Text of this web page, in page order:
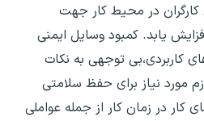
در محیط کار جهت
یابد. کمبود وسایل ایمنی
کاربردی،بی توجهی به نکات
مورد نیاز برای حفظ سلامتی
کار در زمان کار از جمله عواملی